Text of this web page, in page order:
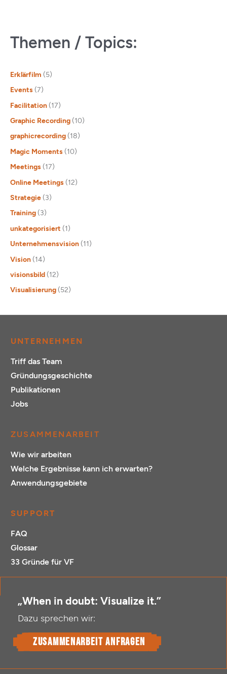
Themen / Topics:
Erklärfilm (5)
Events (7)
Facilitation (17)
Graphic Recording (10)
graphicrecording (18)
Magic Moments (10)
Meetings (17)
Online Meetings (12)
Strategie (3)
Training (3)
unkategorisiert (1)
Unternehmensvision (11)
Vision (14)
visionsbild (12)
Visualisierung (52)
UNTERNEHMEN
Triff das Team
Gründungsgeschichte
Publikationen
Jobs
ZUSAMMENARBEIT
Wie wir arbeiten
Welche Ergebnisse kann ich erwarten?
Anwendungsgebiete
SUPPORT
FAQ
Glossar
33 Gründe für VF
„When in doubt: Visualize it.”
Dazu sprechen wir:
Zusammenarbeit anfragen